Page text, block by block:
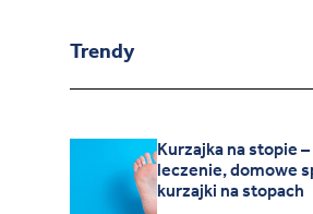
Trendy
Kurzajka na stopie
leczenie, domowe
kurzajki na stopach